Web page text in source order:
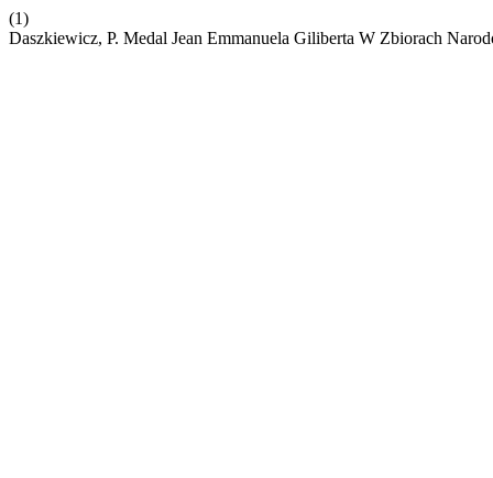
(1)
Daszkiewicz, P. Medal Jean Emmanuela Giliberta W Zbiorach